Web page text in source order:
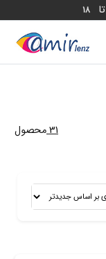
تا 18
31محصول